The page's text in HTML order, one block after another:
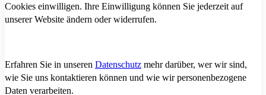
Cookies einwilligen. Ihre Einwilligung können Sie jederzeit auf
unserer Website ändern oder widerrufen.
Erfahren Sie in unseren Datenschutz mehr darüber, wer wir sind,
wie Sie uns kontaktieren können und wie wir personenbezogene
Daten verarbeiten.